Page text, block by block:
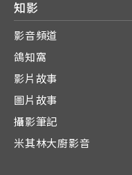
知影
影音頻道
鴿知窩
影片故事
圖片故事
攝影筆記
米其林大廚影音